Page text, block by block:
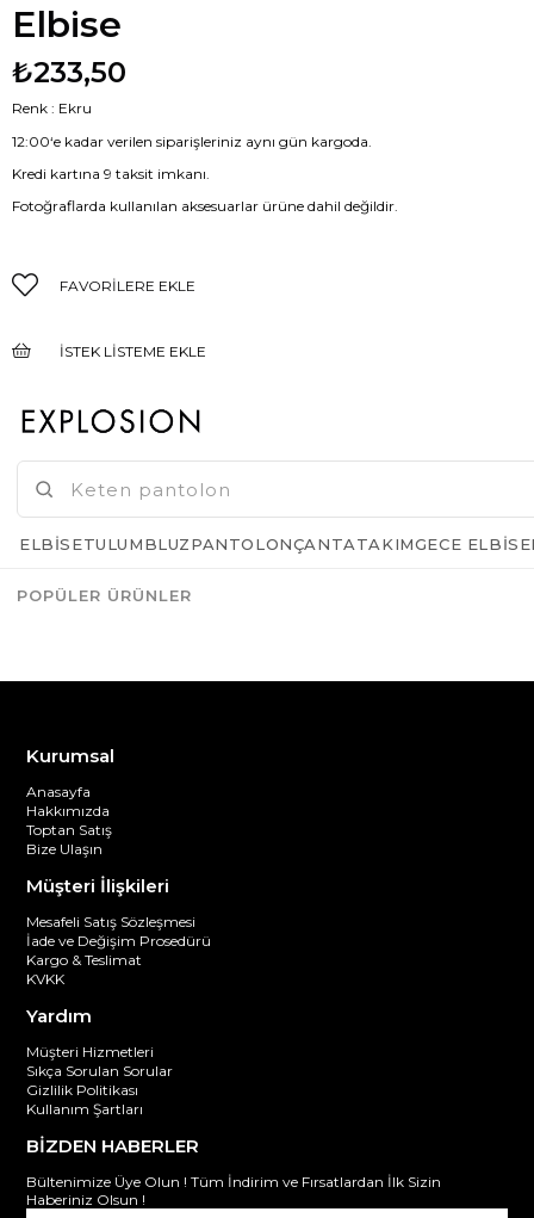
Elbise
₺233,50
Renk : Ekru
12:00‘e kadar verilen siparişleriniz aynı gün kargoda.
Kredi kartına 9 taksit imkanı.
Fotoğraflarda kullanılan aksesuarlar ürüne dahil değildir.
FAVORILERE EKLE
İSTEK LISTEME EKLE
Kurumsal
Anasayfa
Hakkımızda
Toptan Satış
Bize Ulaşın
Müşteri İlişkileri
Mesafeli Satış Sözleşmesi
İade ve Değişim Prosedürü
Kargo & Teslimat
KVKK
Yardım
Müşteri Hizmetleri
Sıkça Sorulan Sorular
Gizlilik Politikası
Kullanım Şartları
BİZDEN HABERLER
Bültenimize Üye Olun ! Tüm İndirim ve Fırsatlardan İlk Sizin
Haberiniz Olsun !
ELBISETULUMBLUZPANTOLONÇANTATAKIMGECE
POPÜLER ÜRÜNLER